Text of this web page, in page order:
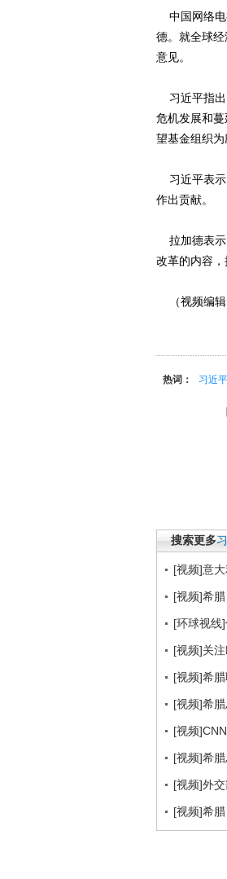
中国网络电
德。就全球
意见。
习近平指出
危机发展和
望基金组织为
习近平表示
作出贡献。
拉加德表示
改革的内容，
（视频编辑
热词： 习近平
搜索更多
[视频]意
[视频]希
[环球视线
[视频]关
[视频]希
[视频]希
[视频
[视频]希
[视频]外
[视频]希